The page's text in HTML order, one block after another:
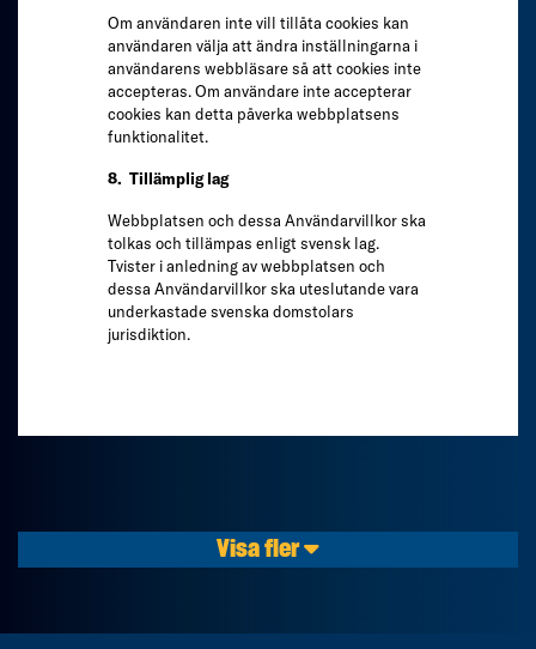
Om användaren inte vill tillåta cookies kan
användaren välja att ändra inställningarna i
användarens webbläsare så att cookies inte
accepteras. Om användare inte accepterar
cookies kan detta påverka webbplatsens
funktionalitet.
8. Tillämplig lag
Webbplatsen och dessa Användarvillkor ska
tolkas och tillämpas enligt svensk lag.
Tvister i anledning av webbplatsen och
dessa Användarvillkor ska uteslutande vara
underkastade svenska domstolars
jurisdiktion.
Visa fler